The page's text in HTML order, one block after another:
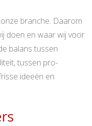
branche. Daarom
doen en waar wij voor
balans tussen
tussen pro-
ideeën en